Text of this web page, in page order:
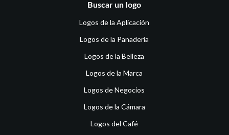
Buscar un logo
Logos de la Aplicación
Logos de la Panadería
Logos de la Belleza
Logos de la Marca
Logos de Negocios
Logos de la Cámara
Logos del Café